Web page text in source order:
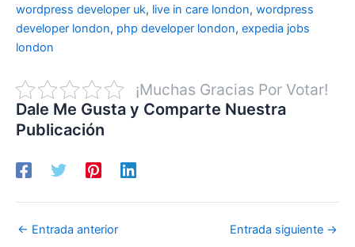
wordpress developer uk, live in care london, wordpress
developer london, php developer london, expedia jobs
london
¡Muchas Gracias Por Votar!
Dale Me Gusta y Comparte Nuestra
Publicación
← Entrada anterior Entrada siguiente →